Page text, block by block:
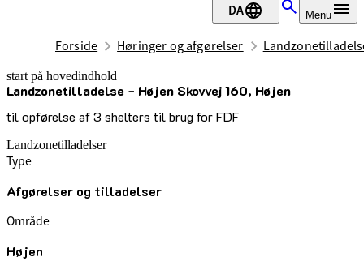
DA Menu
Forside Høringer og afgørelser
start på hovedindhold
Landzonetilladelse - Højen Skovvej 160, Højen
til opførelse af 3 shelters til brug for FDF
senest opdateret 17. december 2025
Landzonetilladelser
Type
Afgørelser og tilladelser
Område
Højen